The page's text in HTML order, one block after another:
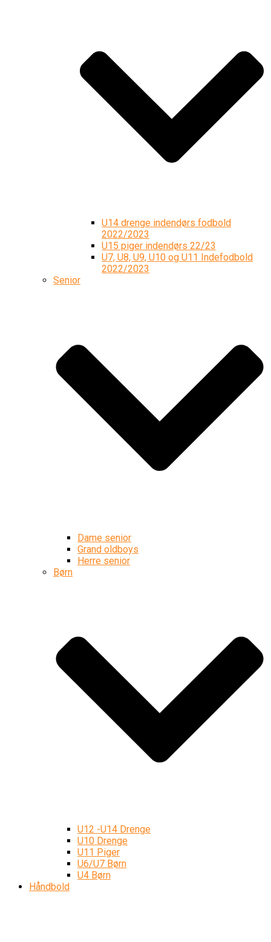
U14 drenge indendørs fodbold
2022/2023
U15 piger indendørs 22/23
U7, U8, U9, U10 og U11 Indefodbold
2022/2023
Senior
Dame senior
Grand oldboys
Herre senior
Børn
U12 -U14 Drenge
U10 Drenge
U11 Piger
U6/U7 Børn
U4 Børn
Håndbold